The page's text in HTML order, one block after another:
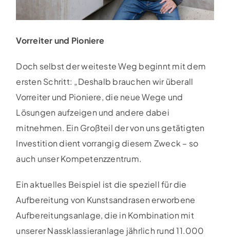
Vorreiter und Pioniere
Doch selbst der weiteste Weg beginnt mit dem
ersten Schritt: „Deshalb brauchen wir überall
Vorreiter und Pioniere, die neue Wege und
Lösungen aufzeigen und andere dabei
mitnehmen. Ein Großteil der von uns getätigten
Investition dient vorrangig diesem Zweck – so
auch unser Kompetenzzentrum.
Ein aktuelles Beispiel ist die speziell für die
Aufbereitung von Kunstsandrasen erworbene
Aufbereitungsanlage, die in Kombination mit
unserer Nassklassieranlage jährlich rund 11.000